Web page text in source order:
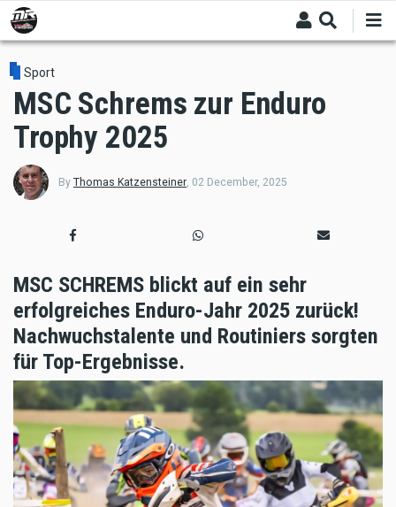
Skip
to
main
content
Sport
MSC Schrems zur Enduro
Trophy 2025
By Thomas Katzensteiner, 02 December, 2025
MSC SCHREMS blickt auf ein sehr
erfolgreiches Enduro-Jahr 2025 zurück!
Nachwuchstalente und Routiniers sorgten
für Top-Ergebnisse.